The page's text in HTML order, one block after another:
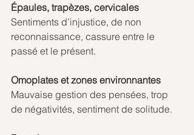
Épaules, trapèzes, cervicales
Sentiments d’injustice, de non
reconnaissance, cassure entre le
passé et le présent.
Omoplates et zones environnantes
Mauvaise gestion des pensées, trop
de négativités, sentiment de solitude.